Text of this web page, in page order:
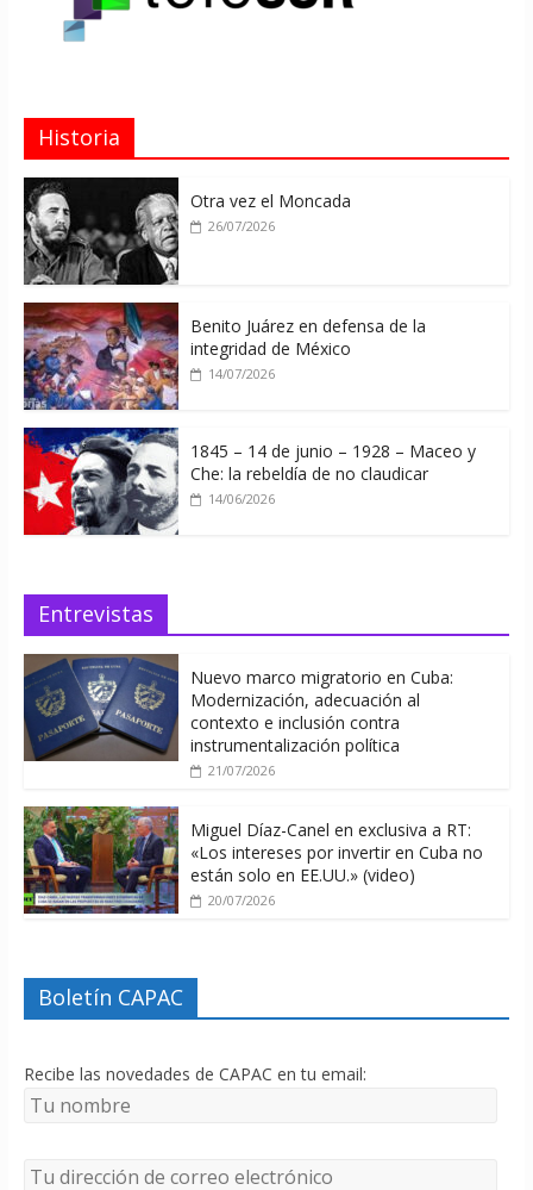
Historia
Otra vez el Moncada
26/07/2026
Benito Juárez en defensa de la
integridad de México
14/07/2026
1845 – 14 de junio – 1928 – Maceo y
Che: la rebeldía de no claudicar
14/06/2026
Entrevistas
Nuevo marco migratorio en Cuba:
Modernización, adecuación al
contexto e inclusión contra
instrumentalización política
21/07/2026
Miguel Díaz-Canel en exclusiva a RT:
«Los intereses por invertir en Cuba no
están solo en EE.UU.» (video)
20/07/2026
Boletín CAPAC
Recibe las novedades de CAPAC en tu email: